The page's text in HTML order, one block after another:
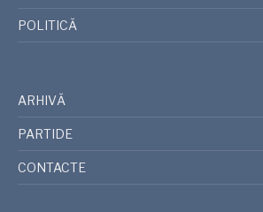
POLITICĂ
ARHIVĂ
PARTIDE
CONTACTE